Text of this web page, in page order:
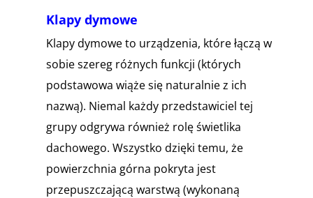
Klapy dymowe
Klapy dymowe to urządzenia, które łączą w
sobie szereg różnych funkcji (których
podstawowa wiąże się naturalnie z ich
nazwą). Niemal każdy przedstawiciel tej
grupy odgrywa również rolę świetlika
dachowego. Wszystko dzięki temu, że
powierzchnia górna pokryta jest
przepuszczającą warstwą (wykonaną